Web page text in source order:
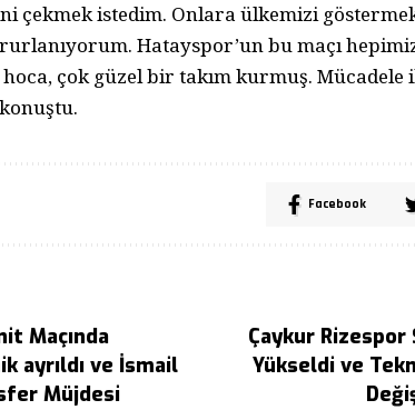
çekmek istedim. Onlara ülkemizi
Hatayspor’un bu maçı
çok güzel bir takım kurmuş. Mücadele
Facebook
Maçında
ayrıldı ve İsmail
Müjdesi
Çaykur Rizespor
Yükseldi ve